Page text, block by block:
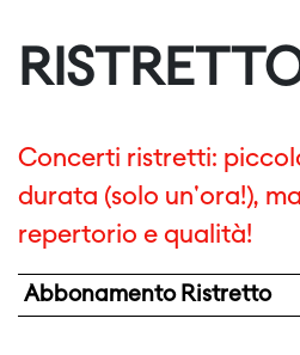
Concerti ristretti:
durata (solo un'ora!),
repertorio e qualità!
Abbonamento Ristretto